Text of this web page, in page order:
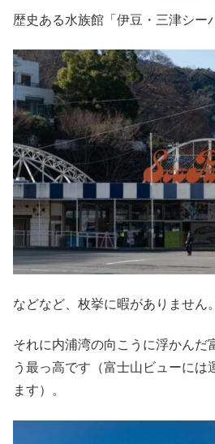
歴史ある水族館「伊豆・三津シー
などなど、枚挙に暇がありません。
それに内浦湾の向こうに浮かんだ
う最っ高です（富士山ビューには
ます）。